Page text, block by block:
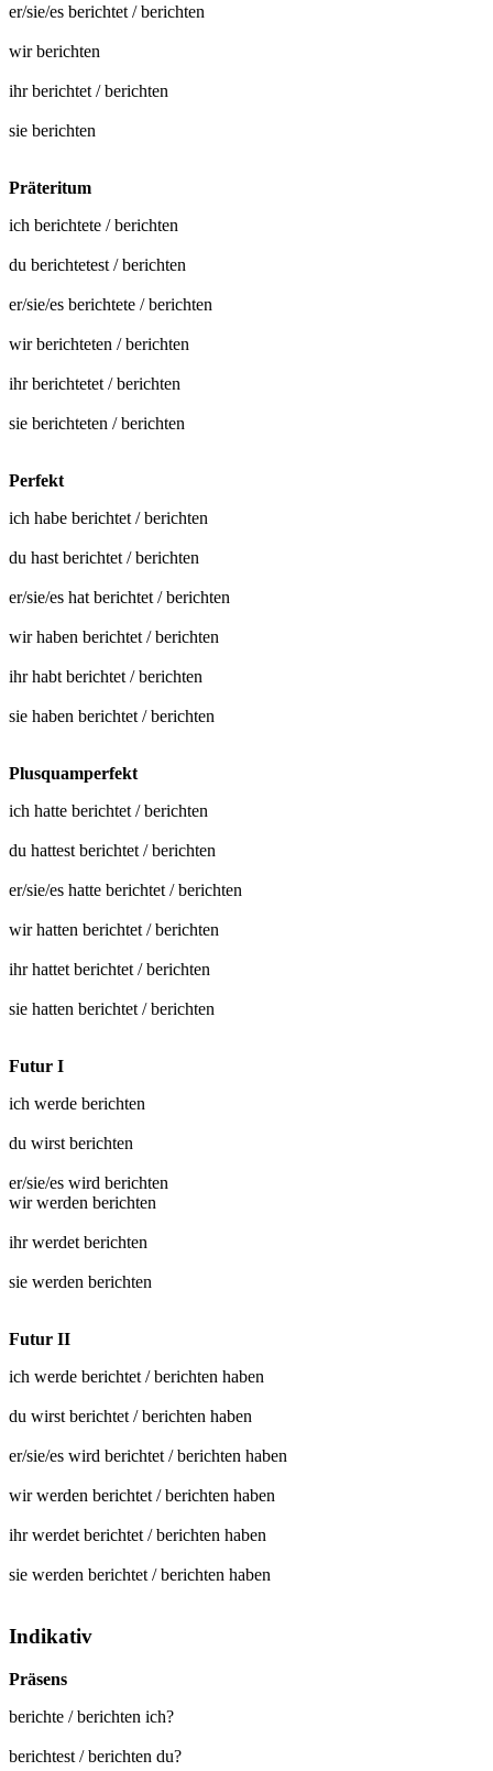
er/sie/es berichtet /berichten
wirberichten
ihrberichtet /berichten
sie berichten
Präteritum
ich berichtete /berichten
du berichtetest /berichten
er/sie/es berichtete /berichten
wirberichteten /berichten
ihrberichtetet /berichten
sie berichteten /berichten
Perfekt
ich habe berichtet /berichten
du hast berichtet /berichten
er/sie/es hat berichtet /berichten
wir haben berichtet /berichten
ihr habt berichtet /berichten
sie haben berichtet /berichten
Plusquamperfekt
ich hatte berichtet /berichten
du hattest berichtet /berichten
er/sie/es hatte berichtet /berichten
wir hatten berichtet /berichten
ihr hattet berichtet /berichten
sie hatten berichtet /berichten
Futur I
ich werde berichten
du wirst berichten
er/sie/es wird berichten
wir werden berichten
ihr werdet berichten
sie werden berichten
Futur II
ich werde berichtet /berichten haben
du wirst berichtet /berichten haben
er/sie/es wird berichtet /berichten haben
wir werden berichtet /berichten haben
ihr werdet berichtet /berichten haben
sie werden berichtet /berichten haben
Indikativ
Präsens
berichte / berichten ich?
berichtest / berichten du?